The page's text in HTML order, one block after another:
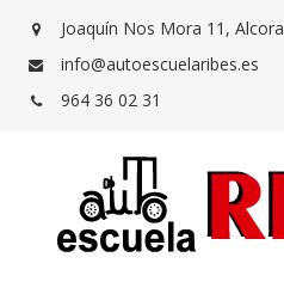
Joaquín Nos Mora 11, Alcora
info@autoescuelaribes.es
964 36 02 31